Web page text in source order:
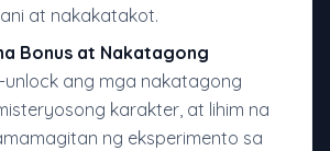
at nakakatakot.
Bonus at Nakatagong
unlock ang mga nakatagong
karakter, at lihim na
ng eksperimento sa